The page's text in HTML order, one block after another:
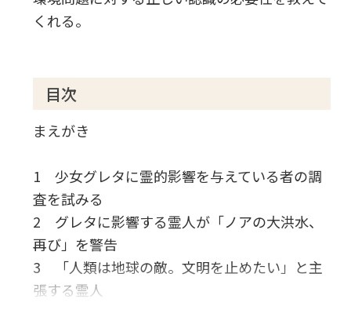
くれる。
目次
まえがき
1 少女グレタに霊的影響を与えている者の調
査を試みる
2 グレタに影響する霊人が「ノアの大洪水、
再び」を警告
3 「人類は地球の敵。文明を止めたい」と主
張する霊人